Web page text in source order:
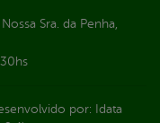
Sra. da Penha,
por:
Idata